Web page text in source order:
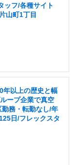
ッフ/各種サイト
山町1丁目
年以上の歴史と幅
ープ企業で真空
務・転勤なし/年
日/フレックスタ